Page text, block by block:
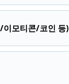
이모티콘/코인 등)